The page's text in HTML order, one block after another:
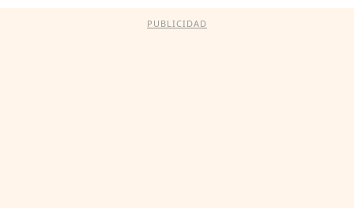
PUBLICIDAD